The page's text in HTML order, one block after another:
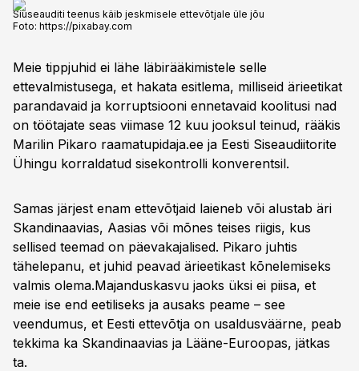
Siuseauditi teenus käib jeskmisele ettevõtjale üle jõu
Foto: https://pixabay.com
Meie tippjuhid ei lähe läbirääkimistele selle
ettevalmistusega, et hakata esitlema, milliseid ärieetikat
parandavaid ja korruptsiooni ennetavaid koolitusi nad
on töötajate seas viimase 12 kuu jooksul teinud, rääkis
Marilin Pikaro raamatupidaja.ee ja Eesti Siseaudiitorite
Ühingu korraldatud sisekontrolli konverentsil.
Samas järjest enam ettevõtjaid laieneb või alustab äri
Skandinaavias, Aasias või mõnes teises riigis, kus
sellised teemad on päevakajalised. Pikaro juhtis
tähelepanu, et juhid peavad ärieetikast kõnelemiseks
valmis olema.Majanduskasvu jaoks üksi ei piisa, et
meie ise end eetiliseks ja ausaks peame – see
veendumus, et Eesti ettevõtja on usaldusväärne, peab
tekkima ka Skandinaavias ja Lääne-Euroopas, jätkas
ta.